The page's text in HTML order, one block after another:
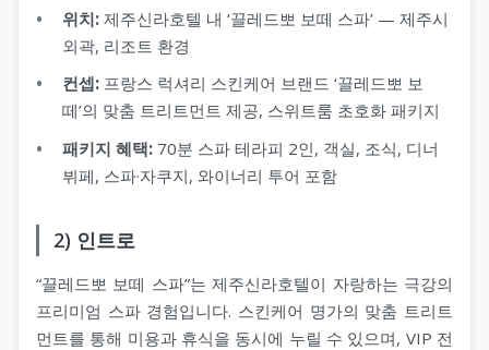
위치: 제주신라호텔 내 ‘끌레드뽀 보떼 스파’ — 제주시
외곽, 리조트 환경
컨셉: 프랑스 럭셔리 스킨케어 브랜드 ‘끌레드뽀 보
떼’의 맞춤 트리트먼트 제공, 스위트룸 초호화 패키지
패키지 혜택: 70분 스파 테라피 2인, 객실, 조식, 디너
뷔페, 스파·자쿠지, 와이너리 투어 포함
2) 인트로
“끌레드뽀 보떼 스파”는 제주신라호텔이 자랑하는 극강의
프리미엄 스파 경험입니다. 스킨케어 명가의 맞춤 트리트
먼트를 통해 미용과 휴식을 동시에 누릴 수 있으며, VIP 전